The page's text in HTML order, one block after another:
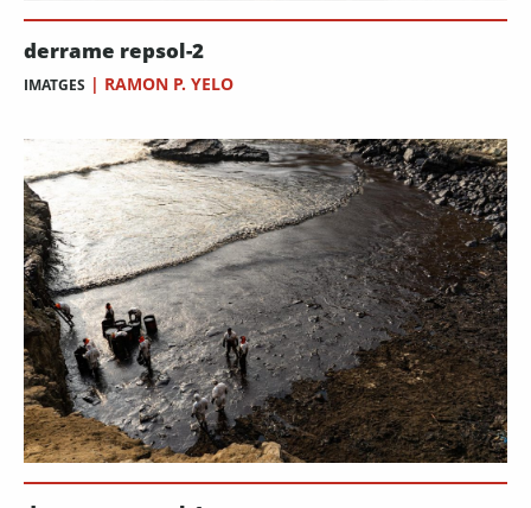
derrame repsol-2
IMATGES | RAMON P. YELO